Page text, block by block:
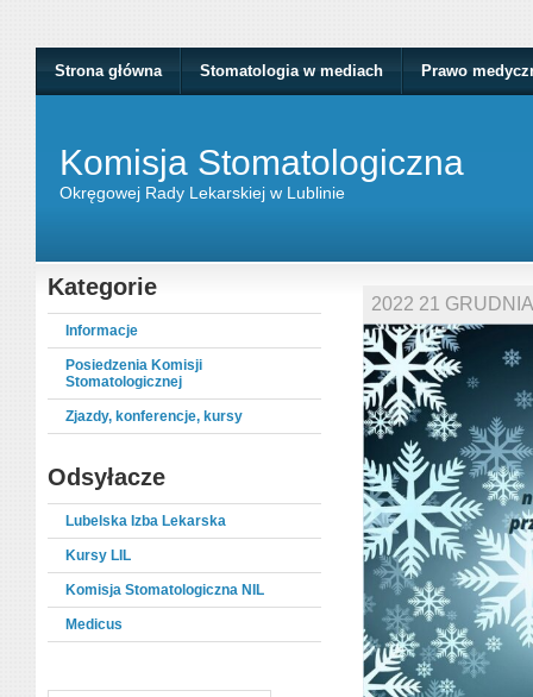
Strona główna Stomatologia w mediach Prawo
Komisja Stomatologiczna
Okręgowej Rady Lekarskiej w Lublinie
Kategorie
Informacje
Posiedzenia Komisji
Stomatologicznej
Zjazdy, konferencje, kursy
Odsyłacze
Lubelska Izba Lekarska
Kursy LIL
Komisja Stomatologiczna NIL
Medicus
2022 21